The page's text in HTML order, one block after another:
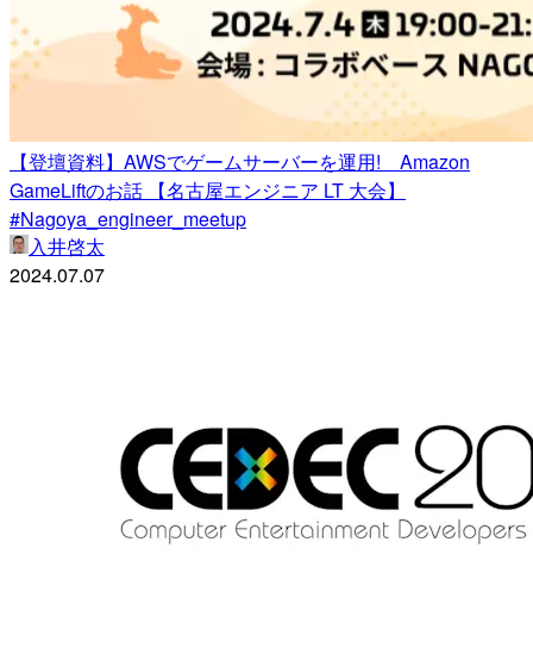
【登壇資料】AWSでゲームサーバーを運用! Amazon
GameLiftのお話 【名古屋エンジニア LT 大会】
#Nagoya_engineer_meetup
入井啓太
2024.07.07